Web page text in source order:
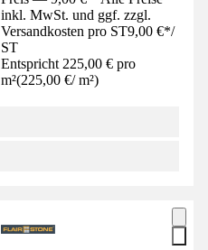
inkl. MwSt. und ggf. zzgl.
Versandkosten pro ST9,00 €*/
ST
Entspricht 225,00 € pro
m²(225,00 €/ m²)